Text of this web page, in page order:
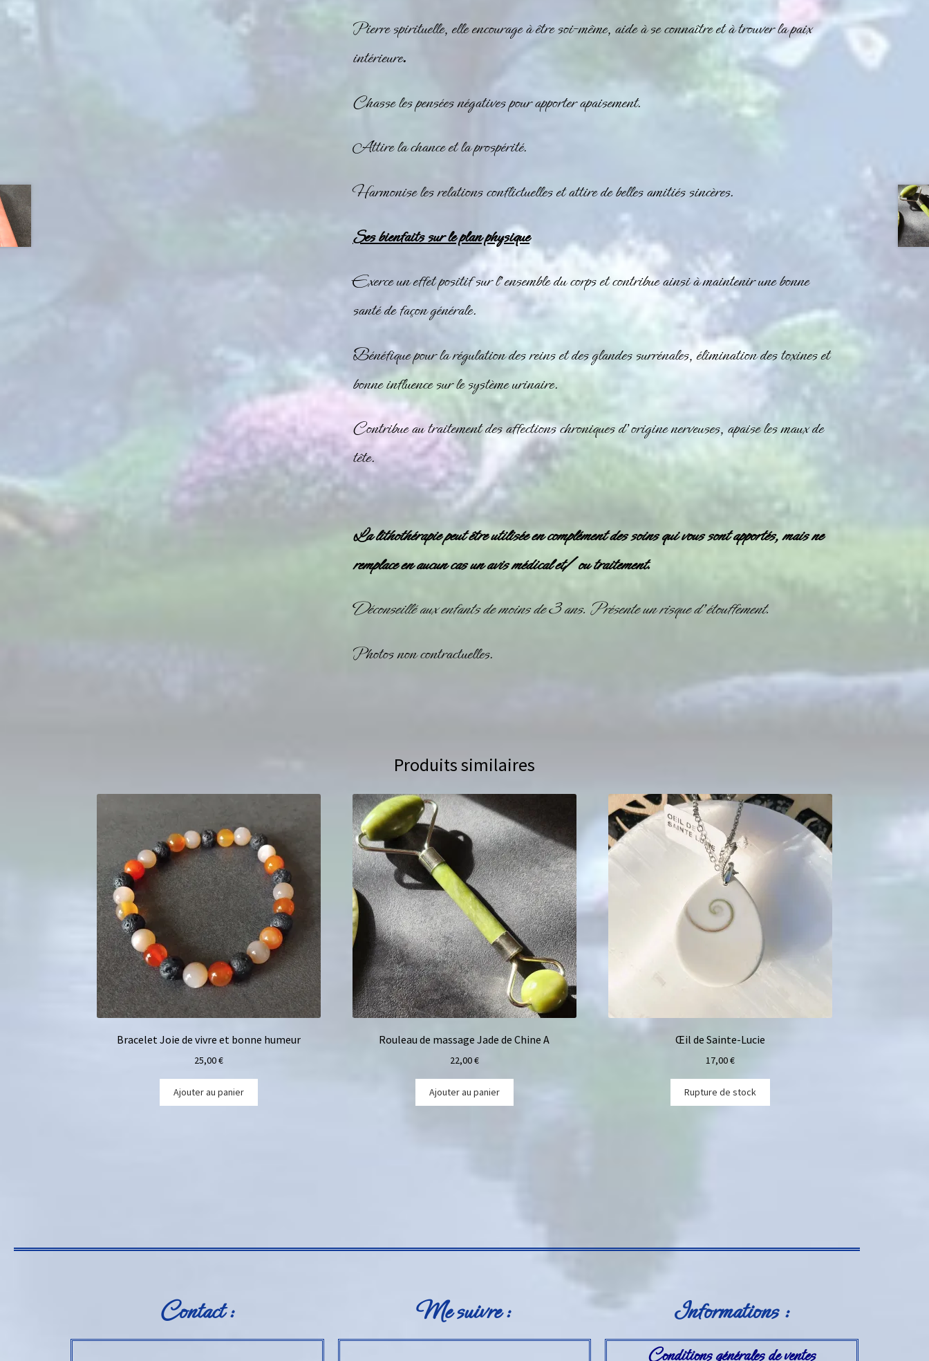
Pierre spirituelle, elle encourage à être soi-même, aide à se connaître et à trouver la paix
intérieure.
Chasse les pensées négatives pour apporter apaisement.
Attire la chance et la prospérité.
Harmonise les relations conflictuelles et attire de belles amitiés sincères.
Ses bienfaits sur le plan physique
Exerce un effet positif sur l’ensemble du corps et contribue ainsi à maintenir une bonne
santé de façon générale.
Bénéfique pour la régulation des reins et des glandes surrénales, élimination des toxines et
bonne influence sur le système urinaire.
Contribue au traitement des affections chroniques d’origine nerveuses, apaise les maux de
tête.
La lithothérapie peut être utilisée en complément des soins qui vous sont apportés, mais ne
remplace en aucun cas un avis médical et/ ou traitement.
Déconseillé aux enfants de moins de 3 ans. Présente un risque d’étouffement.
Photos non contractuelles.
Produits similaires
Bracelet Joie de vivre et bonne humeur
25,00€
Ajouter au panier
Rouleau de massage Jade de Chine A
22,00€
Ajouter au panier
Œil de Sainte-Lucie
17,00€
Rupture de stock
Contact : Me suivre : Informations :
Conditions générales de ventes